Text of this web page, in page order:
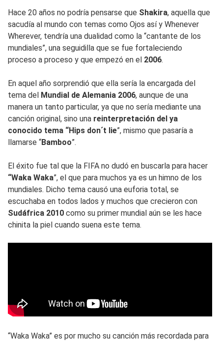
Hace 20 años no podría pensarse que Shakira, aquella que
sacudía al mundo con temas como Ojos así y Whenever
Wherever, tendría una dualidad como la “cantante de los
mundiales”, una seguidilla que se fue fortaleciendo
proceso a proceso y que empezó en el 2006.
En aquel año sorprendió que ella sería la encargada del
tema del Mundial de Alemania 2006, aunque de una
manera un tanto particular, ya que no sería mediante una
canción original, sino una reinterpretación del ya
conocido tema “Hips don´t lie”, mismo que pasaría a
llamarse “Bamboo”.
El éxito fue tal que la FIFA no dudó en buscarla para hacer
“Waka Waka”, el que para muchos ya es un himno de los
mundiales. Dicho tema causó una euforia total, se
escuchaba en todos lados y muchos que crecieron con
Sudáfrica 2010 como su primer mundial aún se les hace
chinita la piel cuando suena este tema.
“Waka Waka” es por mucho su canción más recordada para